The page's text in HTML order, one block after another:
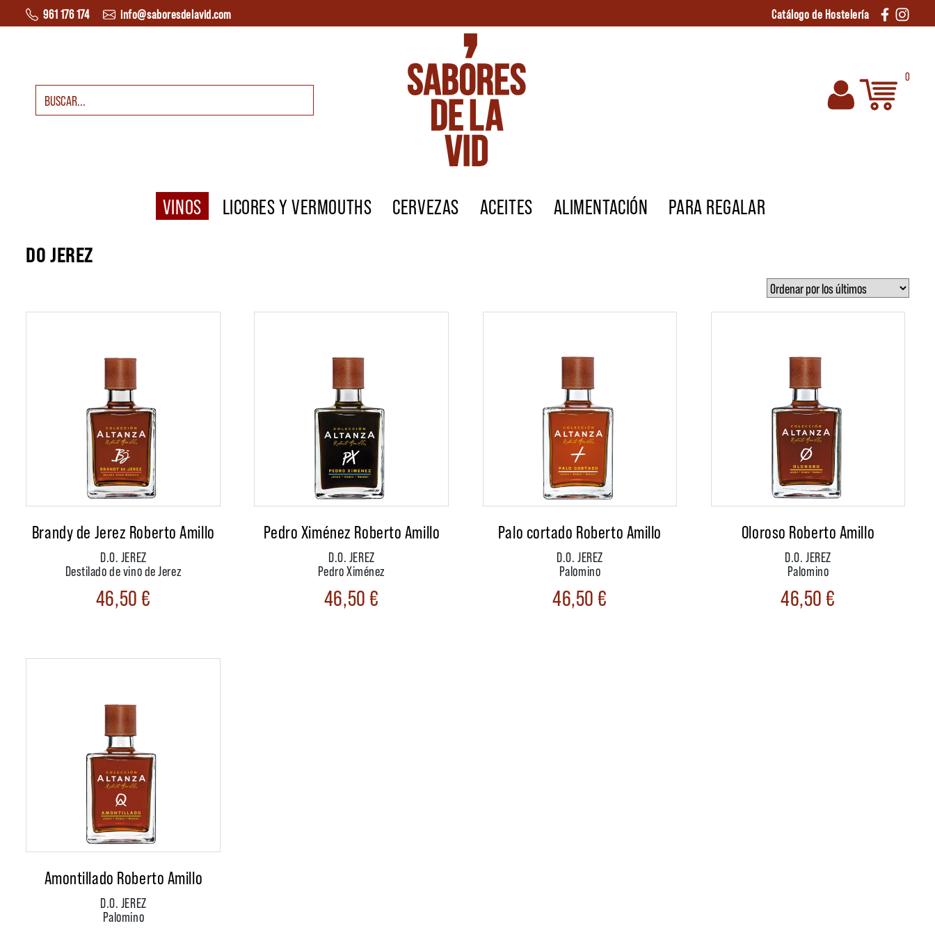
Saltar al contenido
961 176 174 info@saboresdelavid.com Catálogo de Hostelería
Buscar:
0
VINOS LICORES Y VERMOUTHS CERVEZAS ACEITES ALIMENTACIÓN
PARA REGALAR
DO JEREZ
Brandy de Jerez Roberto Amillo
D.O. JEREZ
Destilado de vino de Jerez
46,50€
Pedro Ximénez Roberto Amillo
D.O. JEREZ
Pedro Ximénez
46,50€
Palo cortado Roberto Amillo
D.O. JEREZ
Palomino
46,50€
Oloroso Roberto Amillo
D.O. JEREZ
Palomino
46,50€
Amontillado Roberto Amillo
D.O. JEREZ
Palomino